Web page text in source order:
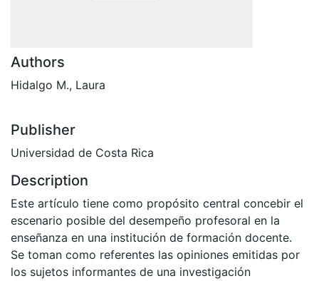
Authors
Hidalgo M., Laura
Publisher
Universidad de Costa Rica
Description
Este artículo tiene como propósito central concebir el
escenario posible del desempeño profesoral en la
enseñanza en una institución de formación docente.
Se toman como referentes las opiniones emitidas por
los sujetos informantes de una investigación